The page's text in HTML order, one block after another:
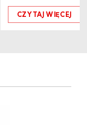
CZYTAJ WIĘCEJ